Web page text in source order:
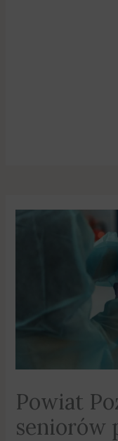
Powiat
seniorów